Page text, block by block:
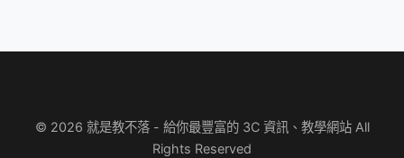
© 2026 就是教不落 - 給你最豐富的 3C 資訊、教學網站 All
Rights Reserved